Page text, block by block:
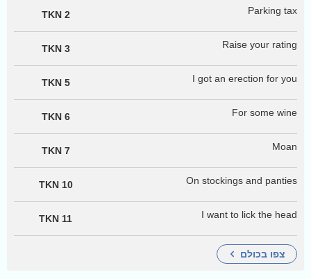
Parking tax
2 TKN
Raise your rating
3 TKN
I got an erection for you
5 TKN
For some wine
6 TKN
Moan
7 TKN
On stockings and panties
10 TKN
I want to lick the head
11 TKN
צפו בכולם